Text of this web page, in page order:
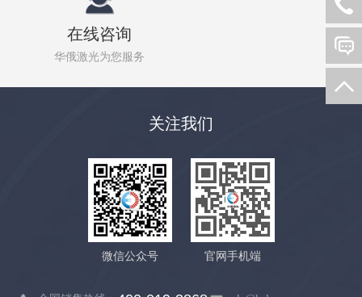
在线咨询
华俄激光为您服务
关注我们
微信公众号 官网手机端